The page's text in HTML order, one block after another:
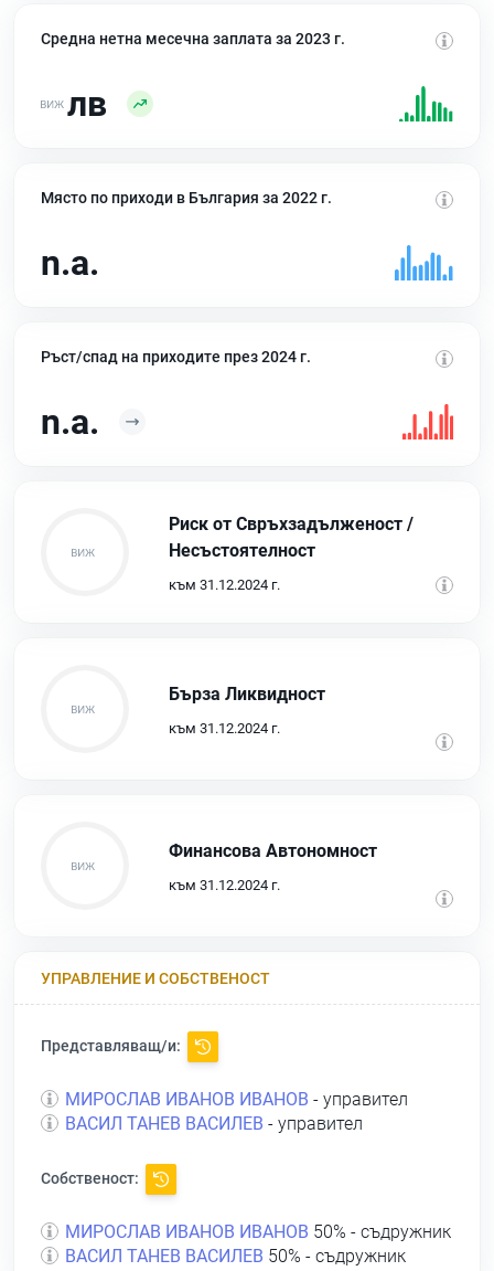
Средна нетна месечна заплата за 2023 г.
лв
Място по приходи в България за 2022 г.
n.a.
Ръст/спад на приходите през 2024 г.
n.a.
Риск от Свръхзадълженост /
Несъстоятелност
към 31.12.2024 г.
Бърза Ликвидност
към 31.12.2024 г.
Финансова Автономност
към 31.12.2024 г.
УПРАВЛЕНИЕ И СОБСТВЕНОСТ
Представляващ/и:
МИРОСЛАВ ИВАНОВ ИВАНОВ - управител
ВАСИЛ ТАНЕВ ВАСИЛЕВ - управител
Собственост:
МИРОСЛАВ ИВАНОВ ИВАНОВ 50% - съдружник
ВАСИЛ ТАНЕВ ВАСИЛЕВ 50% - съдружник